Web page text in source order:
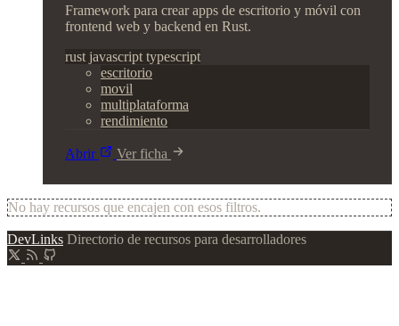
Framework para crear apps de escritorio y móvil con
frontend web y backend en Rust.
rust javascript typescript
escritorio
movil
multiplataforma
rendimiento
Abrir Ver ficha
No hay recursos que encajen con esos filtros.
DevLinks Directorio de recursos para desarrolladores